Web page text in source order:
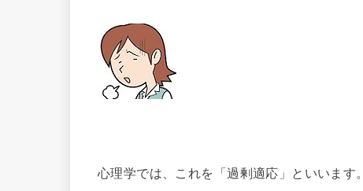
心理学では、これを「過剰適応」といいます。